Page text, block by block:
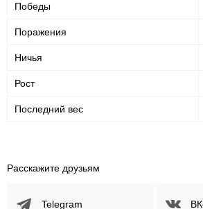
Победы
Поражения
Ничья
Рост
Последний вес
Расскажите друзьям
Telegram